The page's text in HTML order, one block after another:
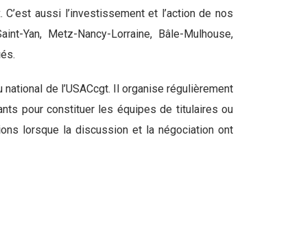
aussi l’investissement et l’action de nos
Yan, Metz-Nancy-Lorraine, Bâle-Mulhouse,
de l’USACcgt. Il organise régulièrement
pour constituer les équipes de titulaires ou
lorsque la discussion et la négociation ont